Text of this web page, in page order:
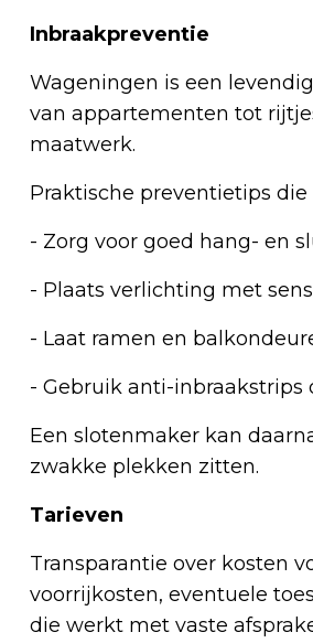
Inbraakpreventie
Wageningen is een
van appartementen tot
maatwerk.
Praktische preventietips
- Zorg voor goed hang- en
- Plaats verlichting met
- Laat ramen en
- Gebruik anti-inbraakstrips
Een slotenmaker kan
zwakke plekken zitten.
Tarieven
Transparantie over kosten
voorrijkosten, eventuele
die werkt met vaste